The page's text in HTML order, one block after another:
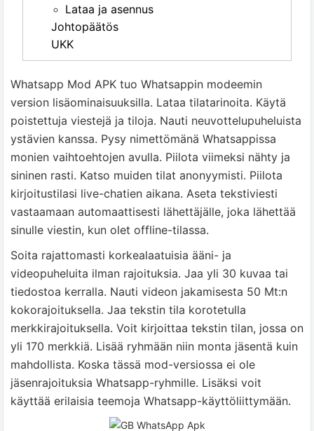
Lataa ja asennus
Johtopäätös
UKK
Whatsapp Mod APK tuo Whatsappin modeemin
version lisäominaisuuksilla. Lataa tilatarinoita. Käytä
poistettuja viestejä ja tiloja. Nauti neuvottelupuheluista
ystävien kanssa. Pysy nimettömänä Whatsappissa
monien vaihtoehtojen avulla. Piilota viimeksi nähty ja
sininen rasti. Katso muiden tilat anonyymisti. Piilota
kirjoitustilasi live-chatien aikana. Aseta tekstiviesti
vastaamaan automaattisesti lähettäjälle, joka lähettää
sinulle viestin, kun olet offline-tilassa.
Soita rajattomasti korkealaatuisia ääni- ja
videopuheluita ilman rajoituksia. Jaa yli 30 kuvaa tai
tiedostoa kerralla. Nauti videon jakamisesta 50 Mt:n
kokorajoituksella. Jaa tekstin tila korotetulla
merkkirajoituksella. Voit kirjoittaa tekstin tilan, jossa on
yli 170 merkkiä. Lisää ryhmään niin monta jäsentä kuin
mahdollista. Koska tässä mod-versiossa ei ole
jäsenrajoituksia Whatsapp-ryhmille. Lisäksi voit
käyttää erilaisia teemoja Whatsapp-käyttöliittymään.